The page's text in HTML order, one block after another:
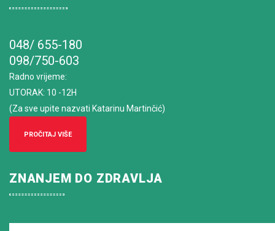
048/ 655-180
098/750-603
Radno vrijeme:
UTORAK: 10 -12H
(Za sve upite nazvati Katarinu Martinčić)
PROČITAJ VIŠE
ZNANJEM DO ZDRAVLJA